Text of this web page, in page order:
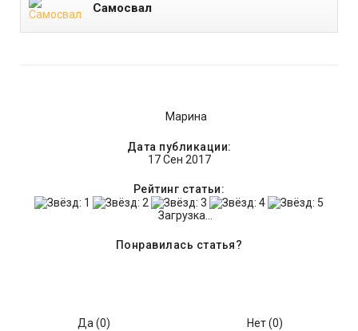
Самосвал
Марина
Дата публикации:
17 Сен 2017
Рейтинг статьи:
Загрузка...
Понравилась статья?
Да (0) Нет (0)